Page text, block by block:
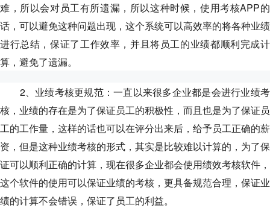
难，所以会对员工有所遗漏，所以这种时候，使用考核APP的
话，可以避免这种问题出现，这个系统可以高效率的将各种业绩
进行总结，保证了工作效率，并且将员工的业绩都顺利完成计
算，避免了遗漏。
2、业绩考核更规范：一直以来很多企业都是会进行业绩考
核，业绩的存在是为了保证员工的积极性，而且也是为了保证员
工的工作量，这样的话也可以在评分出来后，给予员工正确的薪
资，但是这种业绩考核的形式，其实是比较难以计算的，为了保
证可以顺利正确的计算，现在很多企业都会使用绩效考核软件，
这个软件的使用可以保证业绩的考核，更具备规范合理，保证业
绩的计算不会错误，保证了员工的利益。